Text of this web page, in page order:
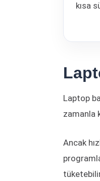
kısa
Laptop
zamanla
Ancak